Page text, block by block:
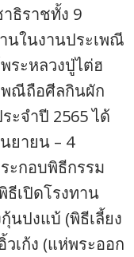
ธิราชทั้ง 9
นในงานประเพณี
ระหลวงปู่ไต่ฮ
พณีถือศีลกินผัก
ะจำปี 2565 ได้
ยายน – 4
ะกอบพิธีกรรม
ธีเปิดโรงทาน
นปงแบ้ (พิธีเลี้ยง
เก้ง (แห่พระออก